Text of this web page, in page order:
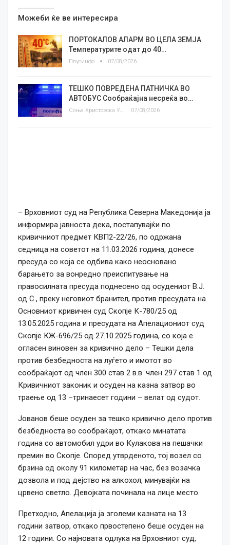
Можеби ќе ве интересира
ПОРТОКАЛОВ АЛАРМ ВО ЦЕЛА ЗЕМЈА
Температурите одат до 40…
Плусинфо 07/08/2026
ТЕШКО ПОВРЕДЕНА ПАТНИЧКА ВО
АВТОБУС Сообраќајна несреќа во…
Соња Христовска Угриновска 07/08/2026
– Врховниот суд на Република Северна Македонија ја
информира јавноста дека, постапувајќи по
кривичниот предмет КВП2-22/26, по одржана
седница на советот на 11.03.2026 година, донесе
пресуда со која се одбива како неосновано
барањето за вонредно преиспитување на
правосилната пресуда поднесено од осудениот В.Ј.
од С., преку неговиот бранител, против пресудата на
Основниот кривичен суд Скопје К-780/25 од
13.05.2025 година и пресудата на Апелациониот суд
Скопје КЖ-696/25 од 27.10.2025 година, со која е
огласен виновен за кривично дело – Тешки дела
против безбедноста на луѓето и имотот во
сообраќајот од член 300 став 2 в.в. член 297 став 1 од
Кривичниот законик и осуден на казна затвор во
траење од 13 –тринаесет години – велат од судот.
Јованов беше осуден за тешко кривично дело против
безбедноста во сообраќајот, откако минатата
година со автомобил удри во Кулакова на пешачки
премин во Скопје. Според утврденото, тој возел со
брзина од околу 91 километар на час, без возачка
дозвола и под дејство на алкохол, минувајќи на
црвено светло. Девојката починала на лице место.
Претходно, Апелација ја зголеми казната на 13
години затвор, откако првостепено беше осуден на
12 години. Со најновата одлука на Врховниот суд,